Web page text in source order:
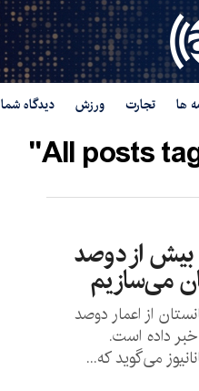
ها تجارت ورزش دیدگاه شما
All posts
از دوصد
می‌سازیم
از اعمار دوصد
داده است.
می‌گوید که...